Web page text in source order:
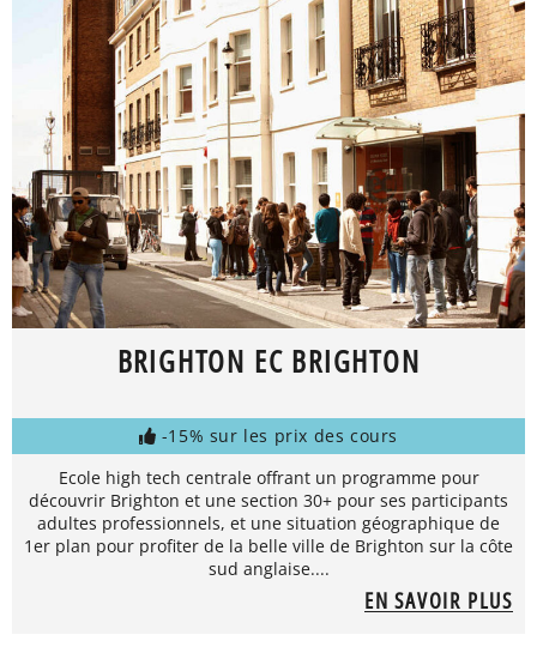
BRIGHTON EC BRIGHTON
-15% sur les prix des cours
Ecole high tech centrale offrant un programme pour
découvrir Brighton et une section 30+ pour ses participants
adultes professionnels, et une situation géographique de
1er plan pour profiter de la belle ville de Brighton sur la côte
sud anglaise....
EN SAVOIR PLUS